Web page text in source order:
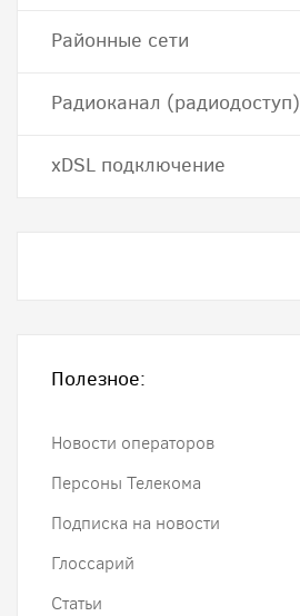
Районные сети
Радиоканал (радиодоступ)
хDSL подключение
Полезное:
Новости операторов
Персоны Телекома
Подписка на новости
Глоссарий
Статьи